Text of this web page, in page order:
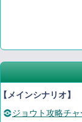
メインシナリオ】
ジョウト攻略チャ